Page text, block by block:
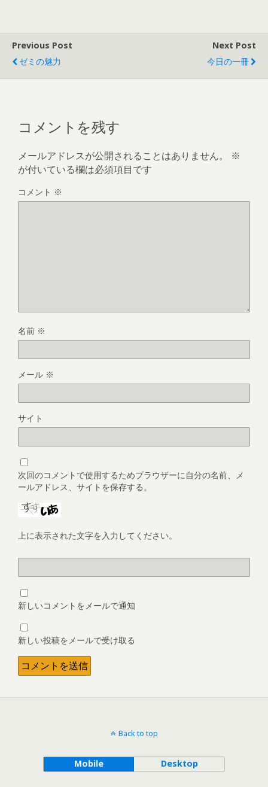
Previous Post
ゼミの魅力
Next Post
今日の一冊
コメントを残す
メールアドレスが公開されることはありません。
※
が付いている欄は必須項目です
コメント ※
名前 ※
メール ※
サイト
次回のコメントで使用するためブラウザーに自分の名前、メ
ールアドレス、サイトを保存する。
上に表示された文字を入力してください。
新しいコメントをメールで通知
新しい投稿をメールで受け取る
Back to top
Mobile Desktop